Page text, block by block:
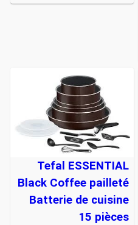
Tefal ESSENTIAL
Black Coffee pailleté
Batterie de cuisine
15 pièces